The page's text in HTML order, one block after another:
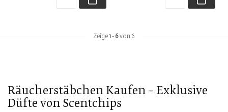
Zeige1- 6von 6
Räucherstäbchen Kaufen – Exklusive
Düfte von Scentchips